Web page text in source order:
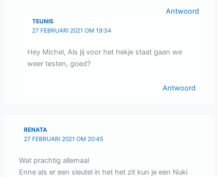
Antwoord
TEUNIS
27 FEBRUARI 2021 OM 19:34
Hey Michel, Als jij voor het hekje staat gaan we
weer testen, goed?
Antwoord
RENATA
27 FEBRUARI 2021 OM 20:45
Wat prachtig allemaal
Enne als er een sleutel in het het zit kun je een Nuki